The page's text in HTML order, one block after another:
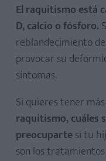
El raquitismo está
D, calcio o fósforo.
reblandecimiento
provocar su
síntomas.
Si quieres tener
raquitismo, cuáles
preocupartesi tu
son los